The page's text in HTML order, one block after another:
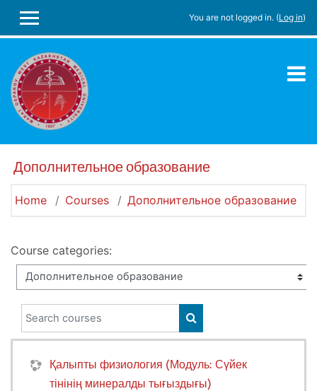
SIDE PANEL
You are not logged in. (Log in)
Дополнительное образование
Home Courses Дополнительное образование
Course categories:
Search courses
SEARCH COURSES
Қалыпты физиология (Модуль: Сүйек
тінінің минералды тығыздығы)